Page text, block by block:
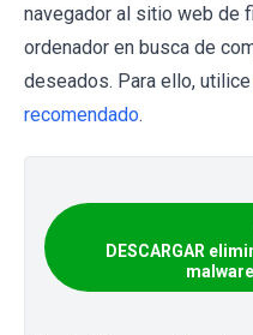
navegador al sitio web de
ordenador en busca de
deseados. Para ello, utilice
recomendado.
DESCARGAR